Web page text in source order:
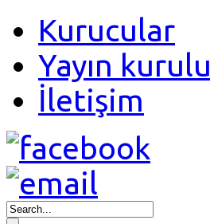
Kurucular
Yayın kurulu
İletişim